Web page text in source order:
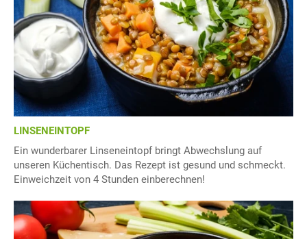
LINSENEINTOPF
Ein wunderbarer Linseneintopf bringt Abwechslung auf
unseren Küchentisch. Das Rezept ist gesund und schmeckt.
Einweichzeit von 4 Stunden einberechnen!